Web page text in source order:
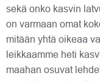
sekä onko kasvin
on varmaan omat
mitään yhtä oikeaa
leikkaamme heti
maahan osuvat